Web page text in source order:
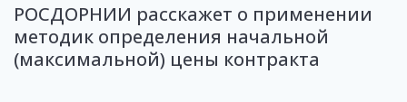
РОСДОРНИИ расскажет о применении
методик определения начальной
(максимальной) цены контракта